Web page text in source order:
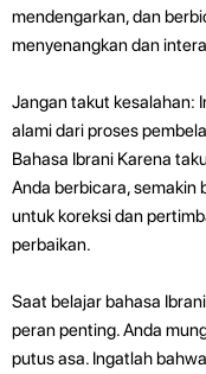
mendengarkan, dan
menyenangkan dan
Jangan takut kesalahan:
alami dari proses
Bahasa Ibrani Karena
Anda berbicara, semakin
untuk koreksi dan
perbaikan.
Saat belajar bahasa
peran penting. Anda
putus asa. Ingatlah